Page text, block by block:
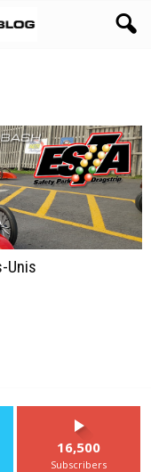
Unis
16,500
Subscribers